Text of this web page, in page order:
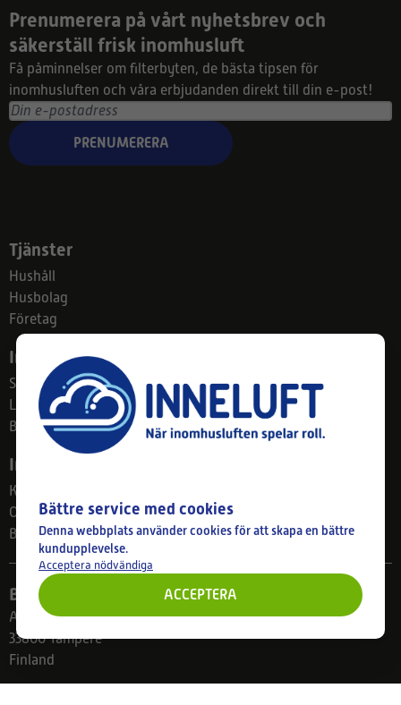
Prenumerera på vårt nyhetsbrev och
säkerställ frisk inomhusluft
Få påminnelser om filterbyten, de bästa tipsen för
inomhusluften och våra erbjudanden direkt till din e-post!
PRENUMERERA
Tjänster
Hushåll
Husbolag
Företag
Info
Sekretesspolicy
Leverans och retur
Betalningssätt
Inneluft.se
Kontaktinformation
Om oss
Blogg
Butik
Ahlmanintie 61
33800 Tampere
Finland
Bättre service med cookies
Denna webbplats använder cookies för att skapa en bättre
kundupplevelse.
Acceptera nödvändiga
ACCEPTERA